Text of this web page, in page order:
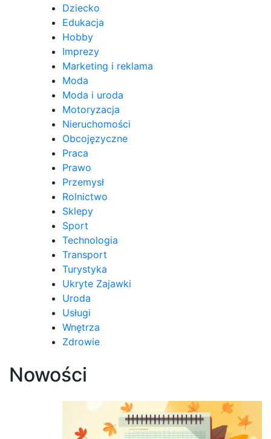
Dziecko
Edukacja
Hobby
Imprezy
Marketing i reklama
Moda
Moda i uroda
Motoryzacja
Nieruchomości
Obcojęzyczne
Praca
Prawo
Przemysł
Rolnictwo
Sklepy
Sport
Technologia
Transport
Turystyka
Ukryte Zajawki
Uroda
Usługi
Wnętrza
Zdrowie
Nowości